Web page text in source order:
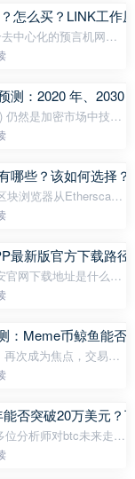
强怎么买？LINK工作
中心化的预言机网
合约（由以太坊广泛
测：2020 年、2030
然是加密市场中技术
链之一。Solana 专为
哪些？该如何选择
块浏览器从Etherscan
工具、优势与局限。
智最新版官方下载路径
网下载地址是什么？
设备上开始您的加密
通过官方渠道获取
：Meme币鲸鱼能
次成为焦点，交易价
键价格水平迄今为止
否突破20万美元？
分析师对btc未来走势
过技术指标和基本面